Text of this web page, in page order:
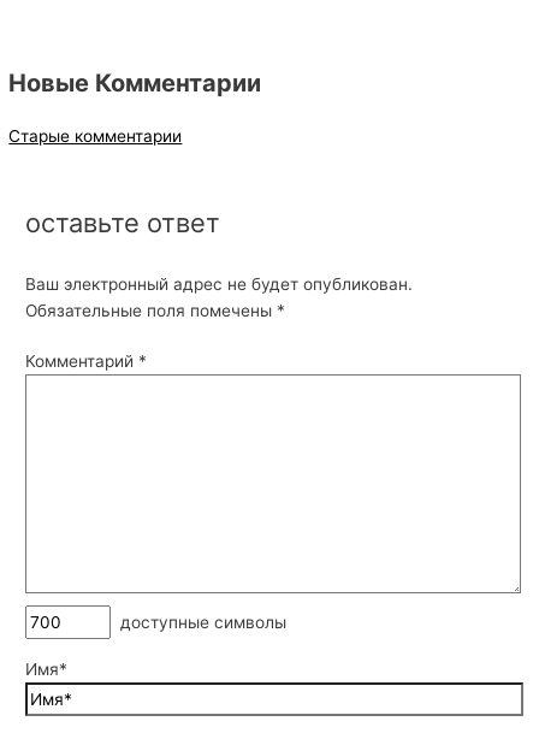
Новые Комментарии
Старые комментарии
оставьте ответ
Ваш электронный адрес не будет опубликован.
Обязательные поля помечены *
Комментарий *
доступные символы
Имя*